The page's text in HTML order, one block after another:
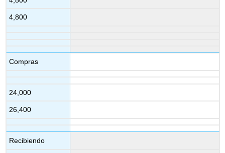
4,800
Compras
24,000
26,400
Recibiendo